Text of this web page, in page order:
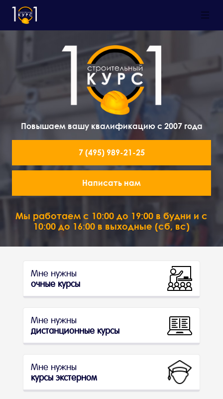
Повышаем вашу квалификацию с 2007 года
7 (495) 989-21-25
Написать нам
Мы работаем с 10:00 до 19:00 в будни и с
10:00 до 16:00 в выходные (сб, вс)
Мне нужны
очные курсы
Мне нужны
дистанционные курсы
Мне нужны
курсы экстерном